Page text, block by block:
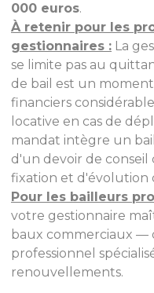
000 euros.
À retenir pour les
gestionnaires : La
se limite pas au
de bail est un
financiers
locative en cas de
mandat intègre un
d'un devoir de
fixation et d'évolution
Pour les bailleurs
votre gestionnaire
baux commerciaux —
professionnel
renouvellements.